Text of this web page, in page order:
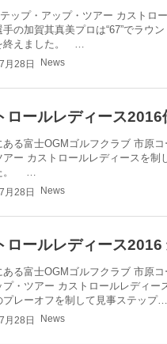
テップ・アップ・ツアー カストロ
手の加賀其真美プロは“67”でラウ
終えました。 …
月28日 News
ロールレディース
ある富士OGMゴルフクラブ 市原
アー カストロールレディースを
。 …
月28日 News
ロールレディース
ある富士OGMゴルフクラブ 市原
プ・ツアー カストロールレディー
プレーオフを制して見事ステップ…
月28日 News